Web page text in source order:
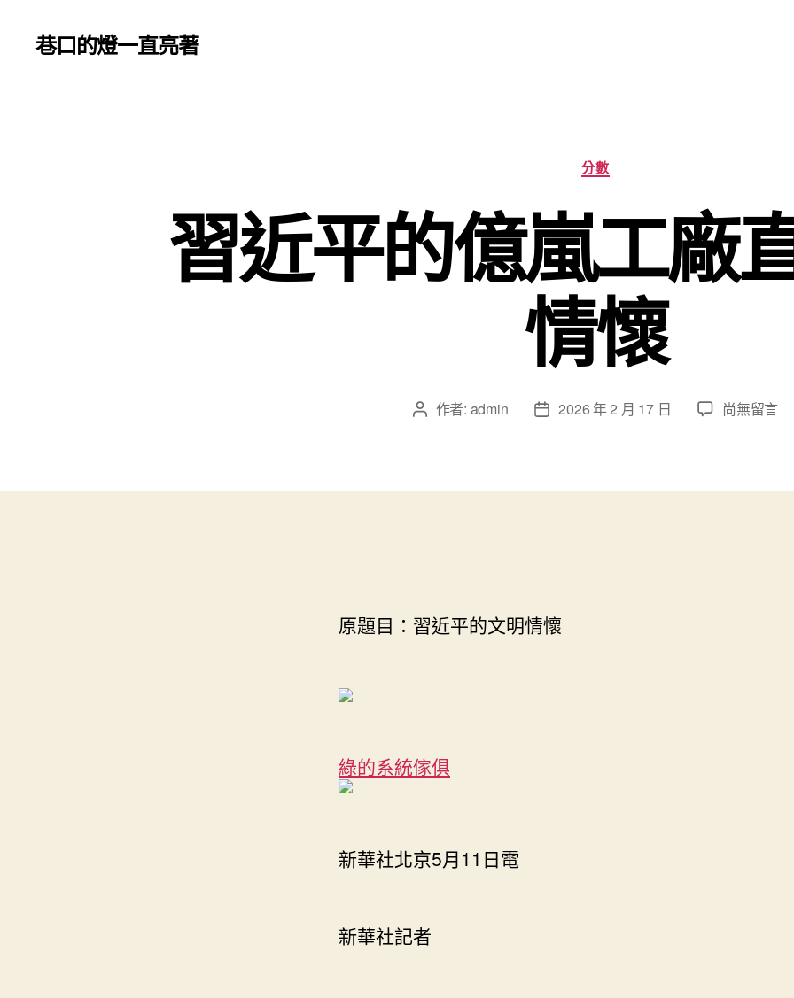
巷口的燈一直亮著
分
類
分數
習近平的億嵐工廠
情懷
文 作者: admin
文
日
2026 年 2 月 17 日
在
的
尚無留言
原題目：習近平的文明情懷
綠的系統傢俱
新華社北京5月11日電
新華社記者